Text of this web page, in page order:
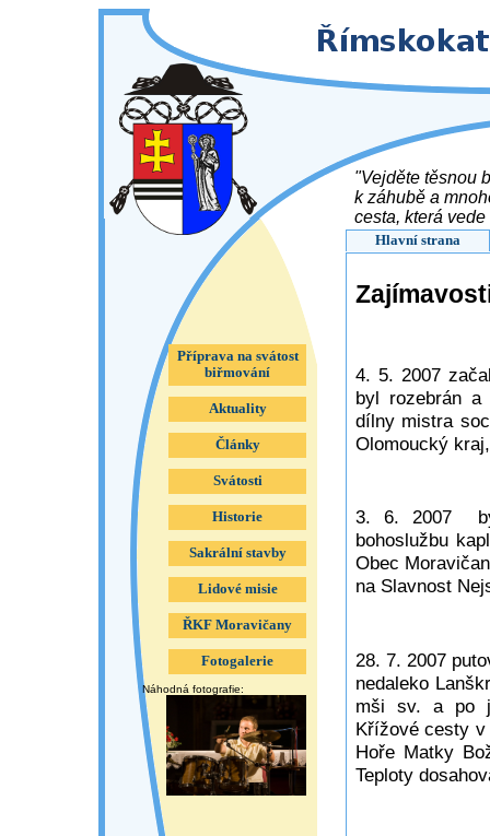
"Vejděte těsnou
k záhubě a
cesta, která
7, 13 - 14 )
Hlavní strana
4. 5. 2007
byl rozebrán a
dílny mistra
Olomoucký
3. 6. 2007
bohoslužbu
Obec
na Slavnost
28. 7. 2007
nedaleko
mši sv. a po
Křížové cesty v
Hoře Matky
Teploty
Příprava na svátost
biřmování
Aktuality
Články
Svátosti
Historie
Sakrální stavby
Lidové misie
ŘKF Moravičany
Fotogalerie
Náhodná fotografie: